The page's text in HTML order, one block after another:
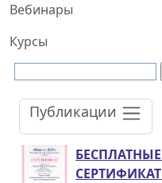
Вебинары
Курсы
Публикации
БЕСПЛАТНЫЕ
СЕРТИФИКАТ